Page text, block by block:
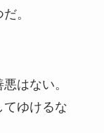
。
はない。
ゆけるな